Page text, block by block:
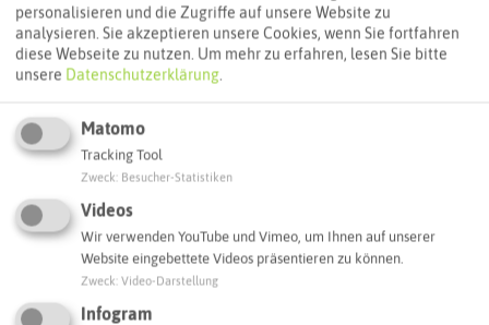
Adresse:
Eiscafé San Remo (Dorsten)
Essener Straße 15
46282 Dorsten
personalisieren und die Zugriffe auf unsere Website zu
analysieren. Sie akzeptieren unsere Cookies, wenn Sie fortfahren
diese Webseite zu nutzen. Um mehr zu erfahren, lesen Sie bitte
unsere Datenschutzerklärung.
Matomo
Tracking Tool
Zweck Besucher-Statistiken
Videos
Wir verwenden YouTube und Vimeo, um Ihnen auf unserer
Website eingebettete Videos präsentieren zu können.
Zweck Video-Darstellung
Infogram